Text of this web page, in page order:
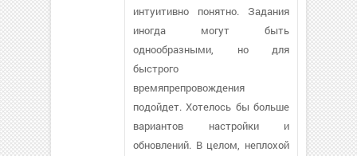
интуитивно понятно. Задания
иногда могут быть
однообразными, но для
быстрого
времяпрепровождения
подойдет. Хотелось бы больше
вариантов настройки и
обновлений. В целом, неплохой